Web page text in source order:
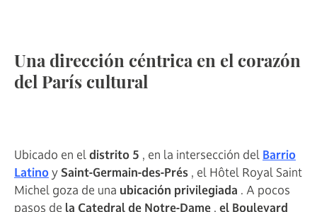
Una dirección céntrica en el corazón
del París cultural
Ubicado en eldistrito 5 , en la intersección del Barrio
LatinoySaint-Germain-des-Prés , el Hôtel Royal Saint
Michel goza de una ubicación privilegiada . A pocos
pasos de la Catedral de Notre-Dame , el Boulevard